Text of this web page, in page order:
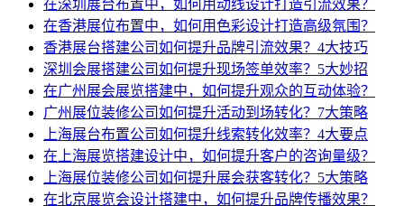
在深圳展台布置中，如何用动线设计打造引流效果？
在香港展位布置中，如何用色彩设计打造高级氛围？
香港展台搭建公司如何提升品牌引流效果？4大技巧
深圳会展搭建公司如何提升现场签单效率？5大妙招
在广州展会展览搭建中，如何提升观众的互动体验？
广州展位装修公司如何提升活动到场转化？7大策略
上海展台布置公司如何提升线索转化效率？4大要点
在上海展览搭建设计中，如何提升客户的咨询量级？
上海展位装修公司如何提升展会获客转化？5大策略
在北京展览会设计搭建中，如何提升品牌传播效果？